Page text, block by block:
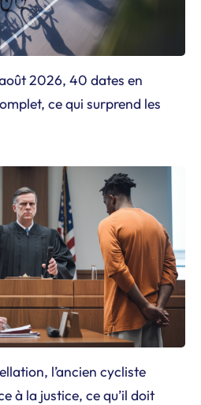
2026, 40 dates en
ce qui surprend les
l’ancien cycliste
à la justice, ce qu’il doit